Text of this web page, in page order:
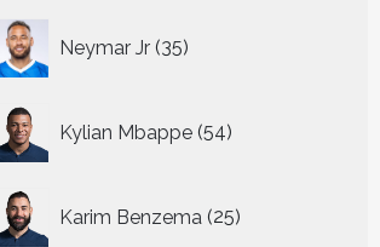
Neymar Jr 35
producten
Kylian Mbappe 54
producten
Karim Benzema 25
producten